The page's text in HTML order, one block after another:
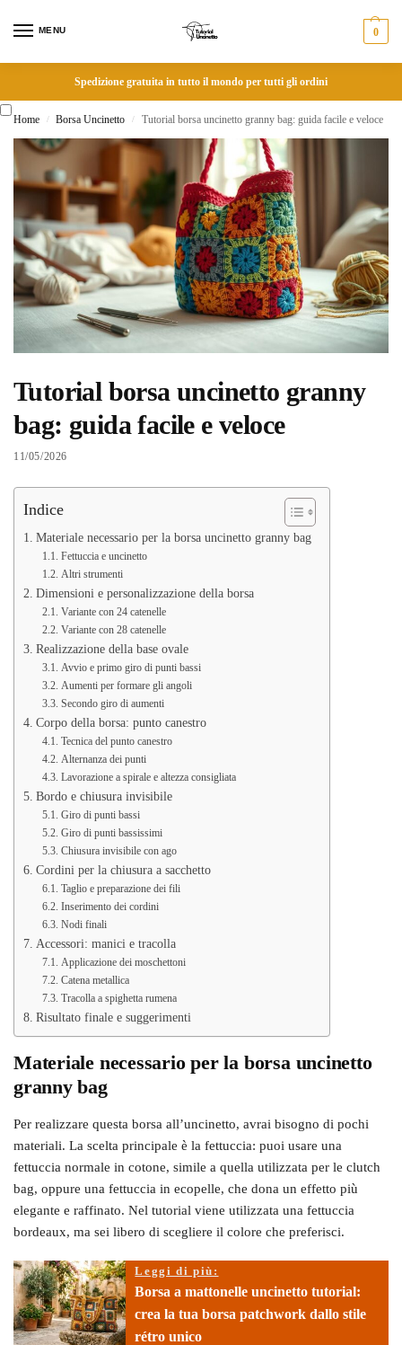
MENU 0
Spedizione gratuita in tutto il mondo per tutti gli ordini
Home / Borsa Uncinetto / Tutorial borsa uncinetto granny bag: guida facile e veloce
Tutorial borsa uncinetto granny
bag: guida facile e veloce
11/05/2026
Indice
Materiale necessario per la borsa uncinetto granny bag
Fettuccia e uncinetto
Altri strumenti
Dimensioni e personalizzazione della borsa
Variante con 24 catenelle
Variante con 28 catenelle
Realizzazione della base ovale
Avvio e primo giro di punti bassi
Aumenti per formare gli angoli
Secondo giro di aumenti
Corpo della borsa: punto canestro
Tecnica del punto canestro
Alternanza dei punti
Lavorazione a spirale e altezza consigliata
Bordo e chiusura invisibile
Giro di punti bassi
Giro di punti bassissimi
Chiusura invisibile con ago
Cordini per la chiusura a sacchetto
Taglio e preparazione dei fili
Inserimento dei cordini
Nodi finali
Accessori: manici e tracolla
Applicazione dei moschettoni
Catena metallica
Tracolla a spighetta rumena
Risultato finale e suggerimenti
Materiale necessario per la borsa uncinetto
granny bag
Per realizzare questa borsa all’uncinetto, avrai bisogno di pochi
materiali. La scelta principale è la fettuccia: puoi usare una
fettuccia normale in cotone, simile a quella utilizzata per le clutch
bag, oppure una fettuccia in ecopelle, che dona un effetto più
elegante e raffinato. Nel tutorial viene utilizzata una fettuccia
bordeaux, ma sei libero di scegliere il colore che preferisci.
Leggi di più:
Borsa a mattonelle uncinetto tutorial:
crea la tua borsa patchwork dallo stile
rétro unico